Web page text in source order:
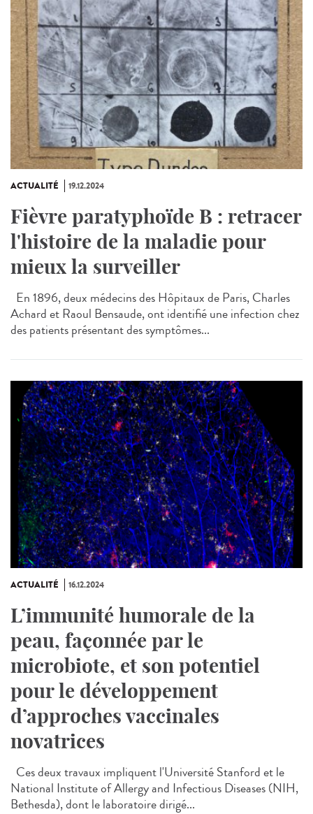
ACTUALITÉ 19.12.2024
Fièvre paratyphoïde B : retracer
l'histoire de la maladie pour
mieux la surveiller
En 1896, deux médecins des Hôpitaux de Paris, Charles
Achard et Raoul Bensaude, ont identifié une infection chez
des patients présentant des symptômes...
ACTUALITÉ 16.12.2024
L’immunité humorale de la
peau, façonnée par le
microbiote, et son potentiel
pour le développement
d’approches vaccinales
novatrices
Ces deux travaux impliquent l'Université Stanford et le
National Institute of Allergy and Infectious Diseases (NIH,
Bethesda), dont le laboratoire dirigé...